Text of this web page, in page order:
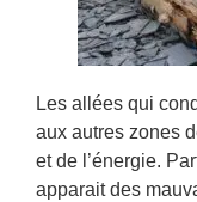
Les allées qui
aux autres zones
et de l’énergie.
apparait des